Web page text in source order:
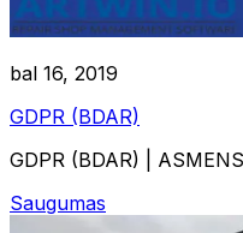
bal 16, 2019
GDPR (BDAR)
GDPR (BDAR) |
Saugumas